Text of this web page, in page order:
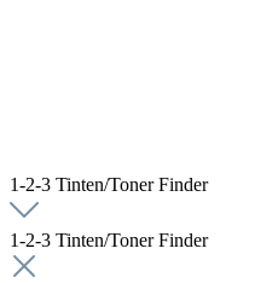
1-2-3 Tinten/Toner Finder
1-2-3 Tinten/Toner Finder